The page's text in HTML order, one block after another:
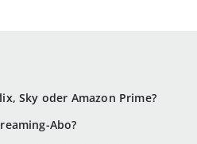
Sky oder Amazon Prime?
Abo?